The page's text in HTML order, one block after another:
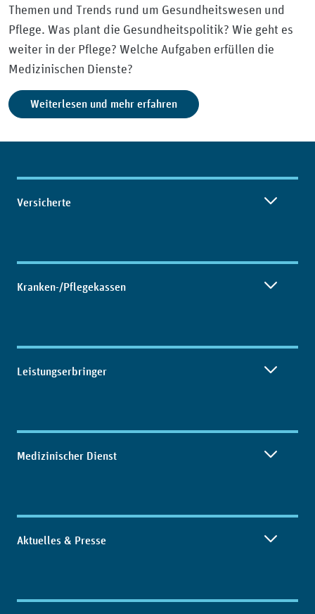
Themen und Trends rund um Gesundheitswesen und
Pflege. Was plant die Gesundheitspolitik? Wie geht es
weiter in der Pflege? Welche Aufgaben erfüllen die
Medizinischen Dienste?
Weiterlesen und mehr erfahren
Inhaltsübersicht
Versicherte
Kranken-/Pflegekassen
Leistungserbringer
Medizinischer Dienst
Aktuelles & Presse